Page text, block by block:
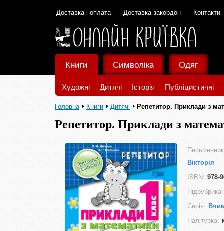
Доставка і оплата Доставка закордон Контакти
Книги
Художні Дитячі Історія Публіцистичні
Символіка Одяг
Головна Книги Дитячі Репетитор. Приклади з
Репетитор. Приклади з
Вікторія
ISBN: 978-
Підрубрика:
Серія:
Палітурка: